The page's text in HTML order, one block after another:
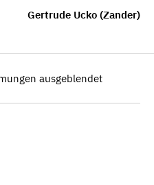
Gertrude Ucko (Zander)
ausgeblendet